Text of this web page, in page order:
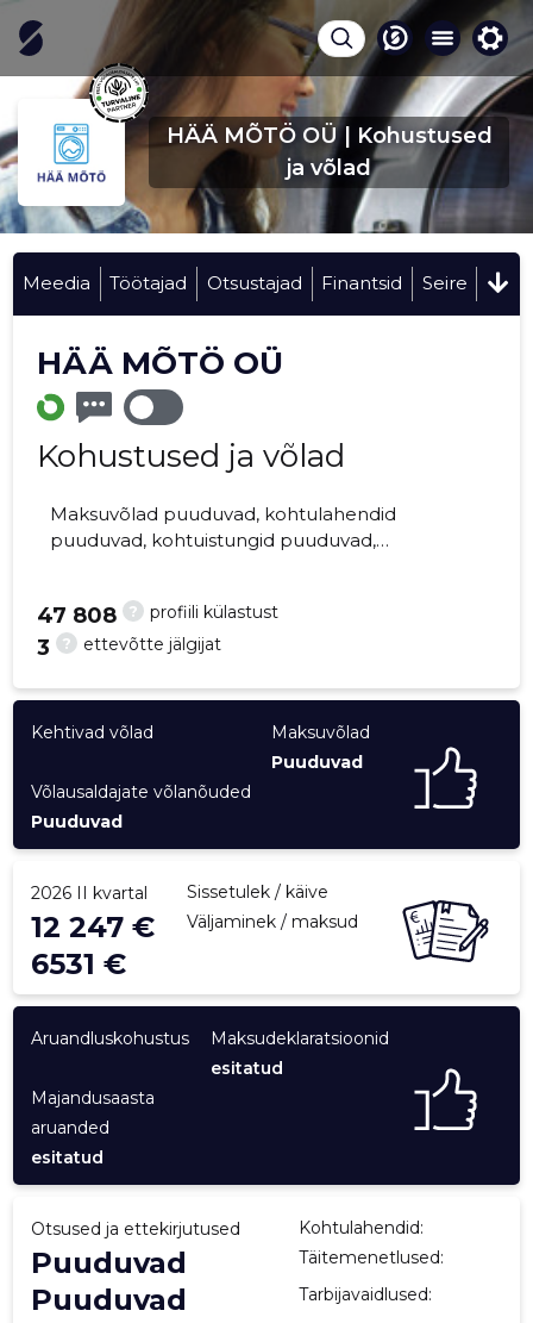
HÄÄ MÕTÖ OÜ | Kohustused
ja võlad
Meedia Töötajad Otsustajad Finantsid Seire
HÄÄ MÕTÖ OÜ
Kohustused ja võlad
Maksuvõlad puuduvad, kohtulahendid
puuduvad, kohtuistungid puuduvad,
5088421? profiili külastust
47 808
? ettevõtte jälgijat
3
Kehtivad võlad
Maksuvõlad
Puuduvad
Võlausaldajate võlanõuded
Puuduvad
2026 II kvartal Sissetulek / käive
12 247 € Väljaminek / maksud
6531 €
Aruandluskohustus
Maksudeklaratsioonid
esitatud
Majandusaasta
aruanded
esitatud
Otsused ja ettekirjutused Kohtulahendid:
Puuduvad Täitemenetlused:
Puuduvad Tarbijavaidlused: